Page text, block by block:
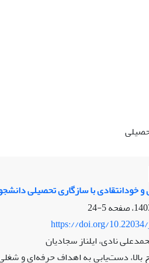
خودانتقادی با سازگاری تحصیلی
5-24
https://doi.org/
نادی، ایلناز سجادیان
بالا، دست‌یابی به اهداف حرفه‌ای و